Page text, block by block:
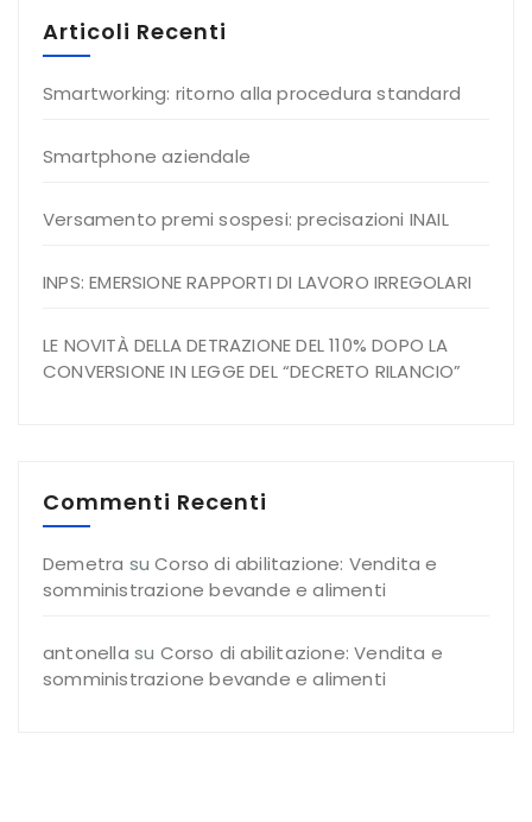
Articoli Recenti
Smartworking: ritorno alla procedura standard
Smartphone aziendale
Versamento premi sospesi: precisazioni INAIL
INPS: EMERSIONE RAPPORTI DI LAVORO IRREGOLARI
LE NOVITÀ DELLA DETRAZIONE DEL 110% DOPO LA
CONVERSIONE IN LEGGE DEL “DECRETO RILANCIO”
Commenti Recenti
Demetra suCorso di abilitazione: Vendita e
somministrazione bevande e alimenti
antonella su Corso di abilitazione: Vendita e
somministrazione bevande e alimenti